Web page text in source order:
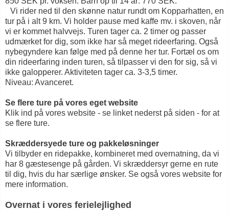
Vi rider ned til den skønne natur rundt om Kopparhatten, en
tur på i alt 9 km. Vi holder pause med kaffe mv. i skoven, når
vi er kommet halvvejs. Turen tager ca. 2 timer og passer
udmærket for dig, som ikke har så meget rideerfaring. Også
nybegyndere kan følge med på denne her tur. Fortæl os om
din rideerfaring inden turen, så tilpasser vi den for sig, så vi
ikke galopperer. Aktiviteten tager ca. 3-3,5 timer.
Niveau: Avanceret.
Se flere ture på vores eget website
Klik ind på vores website - se linket nederst på siden - for at
se flere ture.
Skræddersyede ture og pakkeløsninger
Vi tilbyder en ridepakke, kombineret med overnatning, da vi
har 8 gæstesenge på gården. Vi skræddersyr gerne en rute
til dig, hvis du har særlige ønsker. Se også vores website for
mere information.
Overnat i vores ferielejlighed